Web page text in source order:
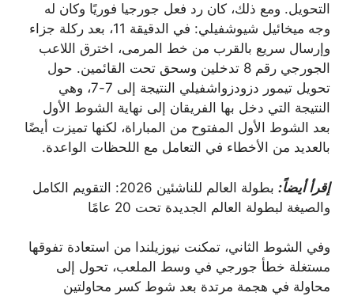
التحويل. ومع ذلك، كان رد فعل جورجيا فوريًا وكان له
وجه ميخائيل شيوشفيلي: في الدقيقة 11، بعد ركلة جزاء
وإرسال سريع بالقرب من خط المرمى، اخترق اللاعب
الجورجي رقم 8 تدخلين وسحق تحت القائمين. حول
تحويل تيمور دزودزواشفيلي النتيجة إلى 7-7، وهي
النتيجة التي دخل بها الفريقان إلى نهاية الشوط الأول
بعد الشوط الأول المفتوح من المباراة، لكنها تميزت أيضًا
بالعديد من الأخطاء في التعامل مع اللحظات الواعدة.
إقرأ أيضاً:
بطولة العالم للناشئين 2026: التقويم الكامل
والصيغة لبطولة العالم الجديدة تحت 20 عامًا
وفي الشوط الثاني، تمكنت نيوزيلندا من استعادة تفوقها
مستغلة خطأ جورجي في وسط الملعب، تحول إلى
محاولة في هجمة مرتدة بعد شوط كسر محاولتين